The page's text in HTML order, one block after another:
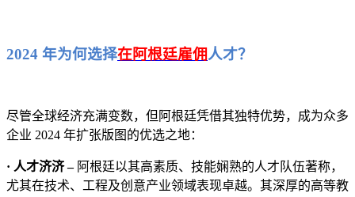
2024 年为何选择在阿根廷雇佣人才？
尽管全球经济充满变数，但阿根廷凭借其独特优势，成为众多
企业 2024 年扩张版图的优选之地：
· 人才济济 – 阿根廷以其高素质、技能娴熟的人才队伍著称，
尤其在技术、工程及创意产业领域表现卓越。其深厚的高等教